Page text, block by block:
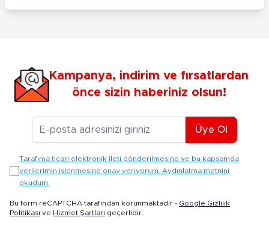
Kampanya, indirim ve fırsatlardan
önce sizin haberiniz olsun!
E-posta Adresiniz
Üye Ol
Tarafıma ticari elektronik ileti gönderilmesine ve bu kapsamda
verilerimin işlenmesine onay veriyorum. Aydınlatma metnini
okudum.
Bu form reCAPTCHA tarafından korunmaktadır - Google Gizlilik
Politikası ve Hizmet Şartları geçerlidir.